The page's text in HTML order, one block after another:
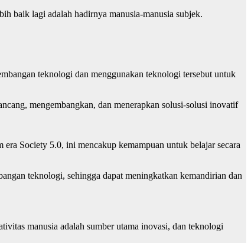
baik lagi adalah hadirnya manusia-manusia subjek.
teknologi dan menggunakan teknologi tersebut untuk
mengembangkan, dan menerapkan solusi-solusi inovatif
Society 5.0, ini mencakup kemampuan untuk belajar secara
teknologi, sehingga dapat meningkatkan kemandirian dan
manusia adalah sumber utama inovasi, dan teknologi